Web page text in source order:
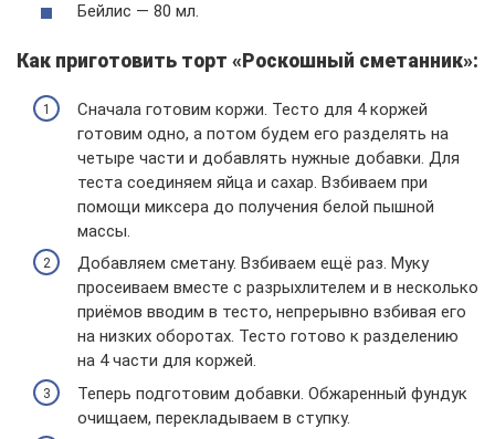
Бейлис — 80 мл.
Как приготовить торт «Роскошный сметанник»:
Сначала готовим коржи. Тесто для 4 коржей
готовим одно, а потом будем его разделять на
четыре части и добавлять нужные добавки. Для
теста соединяем яйца и сахар. Взбиваем при
помощи миксера до получения белой пышной
массы.
Добавляем сметану. Взбиваем ещё раз. Муку
просеиваем вместе с разрыхлителем и в несколько
приёмов вводим в тесто, непрерывно взбивая его
на низких оборотах. Тесто готово к разделению
на 4 части для коржей.
Теперь подготовим добавки. Обжаренный фундук
очищаем, перекладываем в ступку.